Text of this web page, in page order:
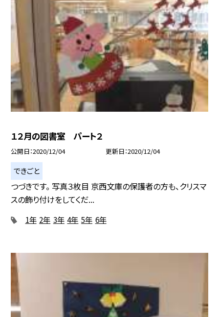
１２月の図書室 パート２
公開日 2020/12/04 更新日 2020/12/04
できごと
つづきです。 写真３枚目 京西文庫の保護者の方も、クリスマ
スの飾り付けをしてくだ...
1年 2年 3年 4年 5年 6年